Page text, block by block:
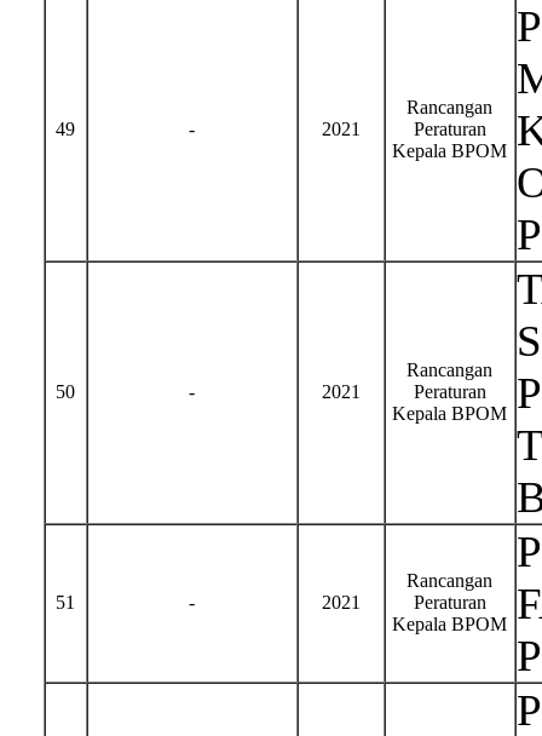
49 - 2021
Rancangan
Peraturan
Kepala BPOM
50 - 2021
Rancangan
Peraturan
Kepala BPOM
51 - 2021
Rancangan
Peraturan
Kepala BPOM